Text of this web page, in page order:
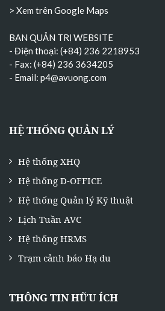
> Xem trên Google Maps
BAN QUẢN TRỊ WEBSITE
- Điện thoại: (+84) 236 2218953
- Fax: (+84) 236 3634205
- Email: p4@avuong.com
HỆ THỐNG QUẢN LÝ
Hệ thống XHQ
Hệ thống D-OFFICE
Hệ thống Quản lý Kỹ thuật
Lịch Tuần AVC
Hệ thống HRMS
Trạm cảnh báo Hạ du
THÔNG TIN HỮU ÍCH